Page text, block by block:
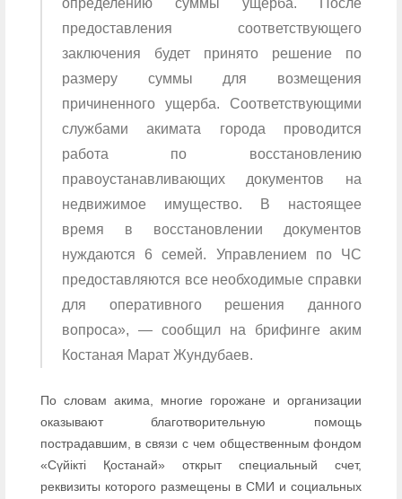
предоставления соответствующего
заключения будет принято решение по
размеру суммы для возмещения
причиненного ущерба. Соответствующими
службами акимата города проводится
работа по восстановлению
правоустанавливающих документов на
недвижимое имущество. В настоящее
время в восстановлении документов
нуждаются 6 семей. Управлением по ЧС
предоставляются все необходимые справки
для оперативного решения данного
вопроса», — сообщил на брифинге аким
Костаная Марат Жундубаев.
По словам акима, многие горожане и организации
оказывают благотворительную помощь
пострадавшим, в связи с чем общественным фондом
«Сүйікті Қостанай» открыт специальный счет,
реквизиты которого размещены в СМИ и социальных